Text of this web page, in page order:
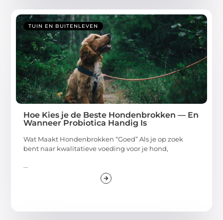
TUIN EN BUITENLEVEN
Hoe Kies je de Beste Hondenbrokken — En
Wanneer Probiotica Handig Is
Wat Maakt Hondenbrokken “Goed” Als je op zoek
bent naar kwalitatieve voeding voor je hond,
...